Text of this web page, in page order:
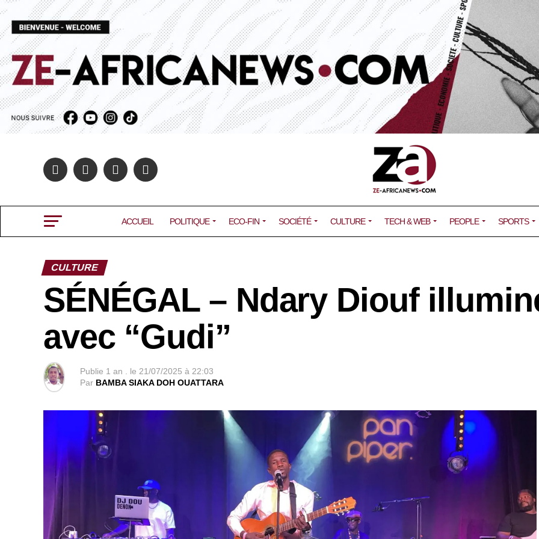
ACCUEIL POLITIQUE ECO-FIN SOCIÉTÉ CULTURE TECH & WEB PEOPLE SPORTS
CULTURE
SÉNÉGAL – Ndary Diouf
avec “Gudi”
Publie 1 an . le 21/07/2025 à 22:03
Par BAMBA SIAKA DOH OUATTARA